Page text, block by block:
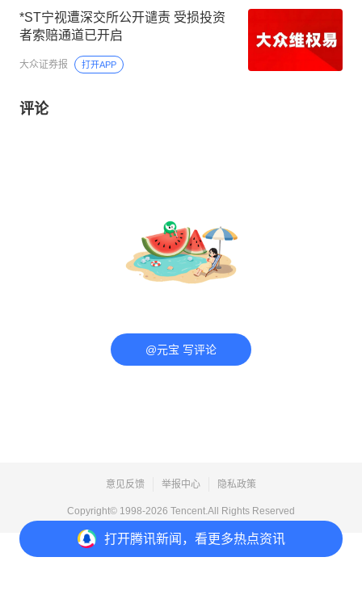
打开腾讯新闻，看更多热点资讯
*ST宁视遭深交所公开谴责 受损投资
者索赔通道已开启
大众证券报 打开APP
评论
@元宝 写评论
意见反馈 举报中心 隐私政策
Copyright© 1998-2026 Tencent.All Rights Reserved